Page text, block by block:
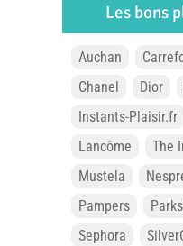
Les bons
Auchan
Chanel
Dior
Instants-Plaisir.fr
Lancôme
The
Mustela
Pampers
Sephora